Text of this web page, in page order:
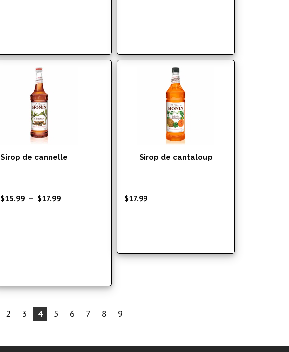
Sirop de cannelle
$15.99 – $17.99Plage
Sirop de cantaloup
$17.99
2 3 4 5 6 7 8 9